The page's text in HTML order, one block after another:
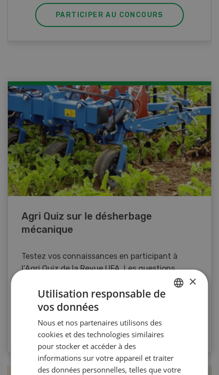
PARTICIPER AU CONCOURS
Agri Quiz sur le désherbage
mécanique
Testez vos connaissances en participant à
l’Agri Quiz de la Revue UFA. Les questions
portent sur le désherbage mécanique et les
machines spécifiques.
VERS LE QUIZ
×
Utilisation responsable de
vos données
Nous et nos partenaires utilisons des
cookies et des technologies similaires
pour stocker et accéder à des
informations sur votre appareil et traiter
des données personnelles, telles que votre